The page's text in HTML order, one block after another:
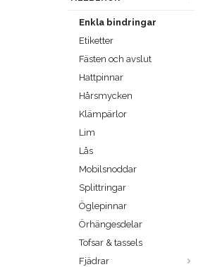
Enkla bindringar
Etiketter
Fästen och avslut
Hattpinnar
Hårsmycken
Klämpärlor
Lim
Lås
Mobilsnoddar
Splittringar
Öglepinnar
Örhängesdelar
Tofsar & tassels
Fjädrar